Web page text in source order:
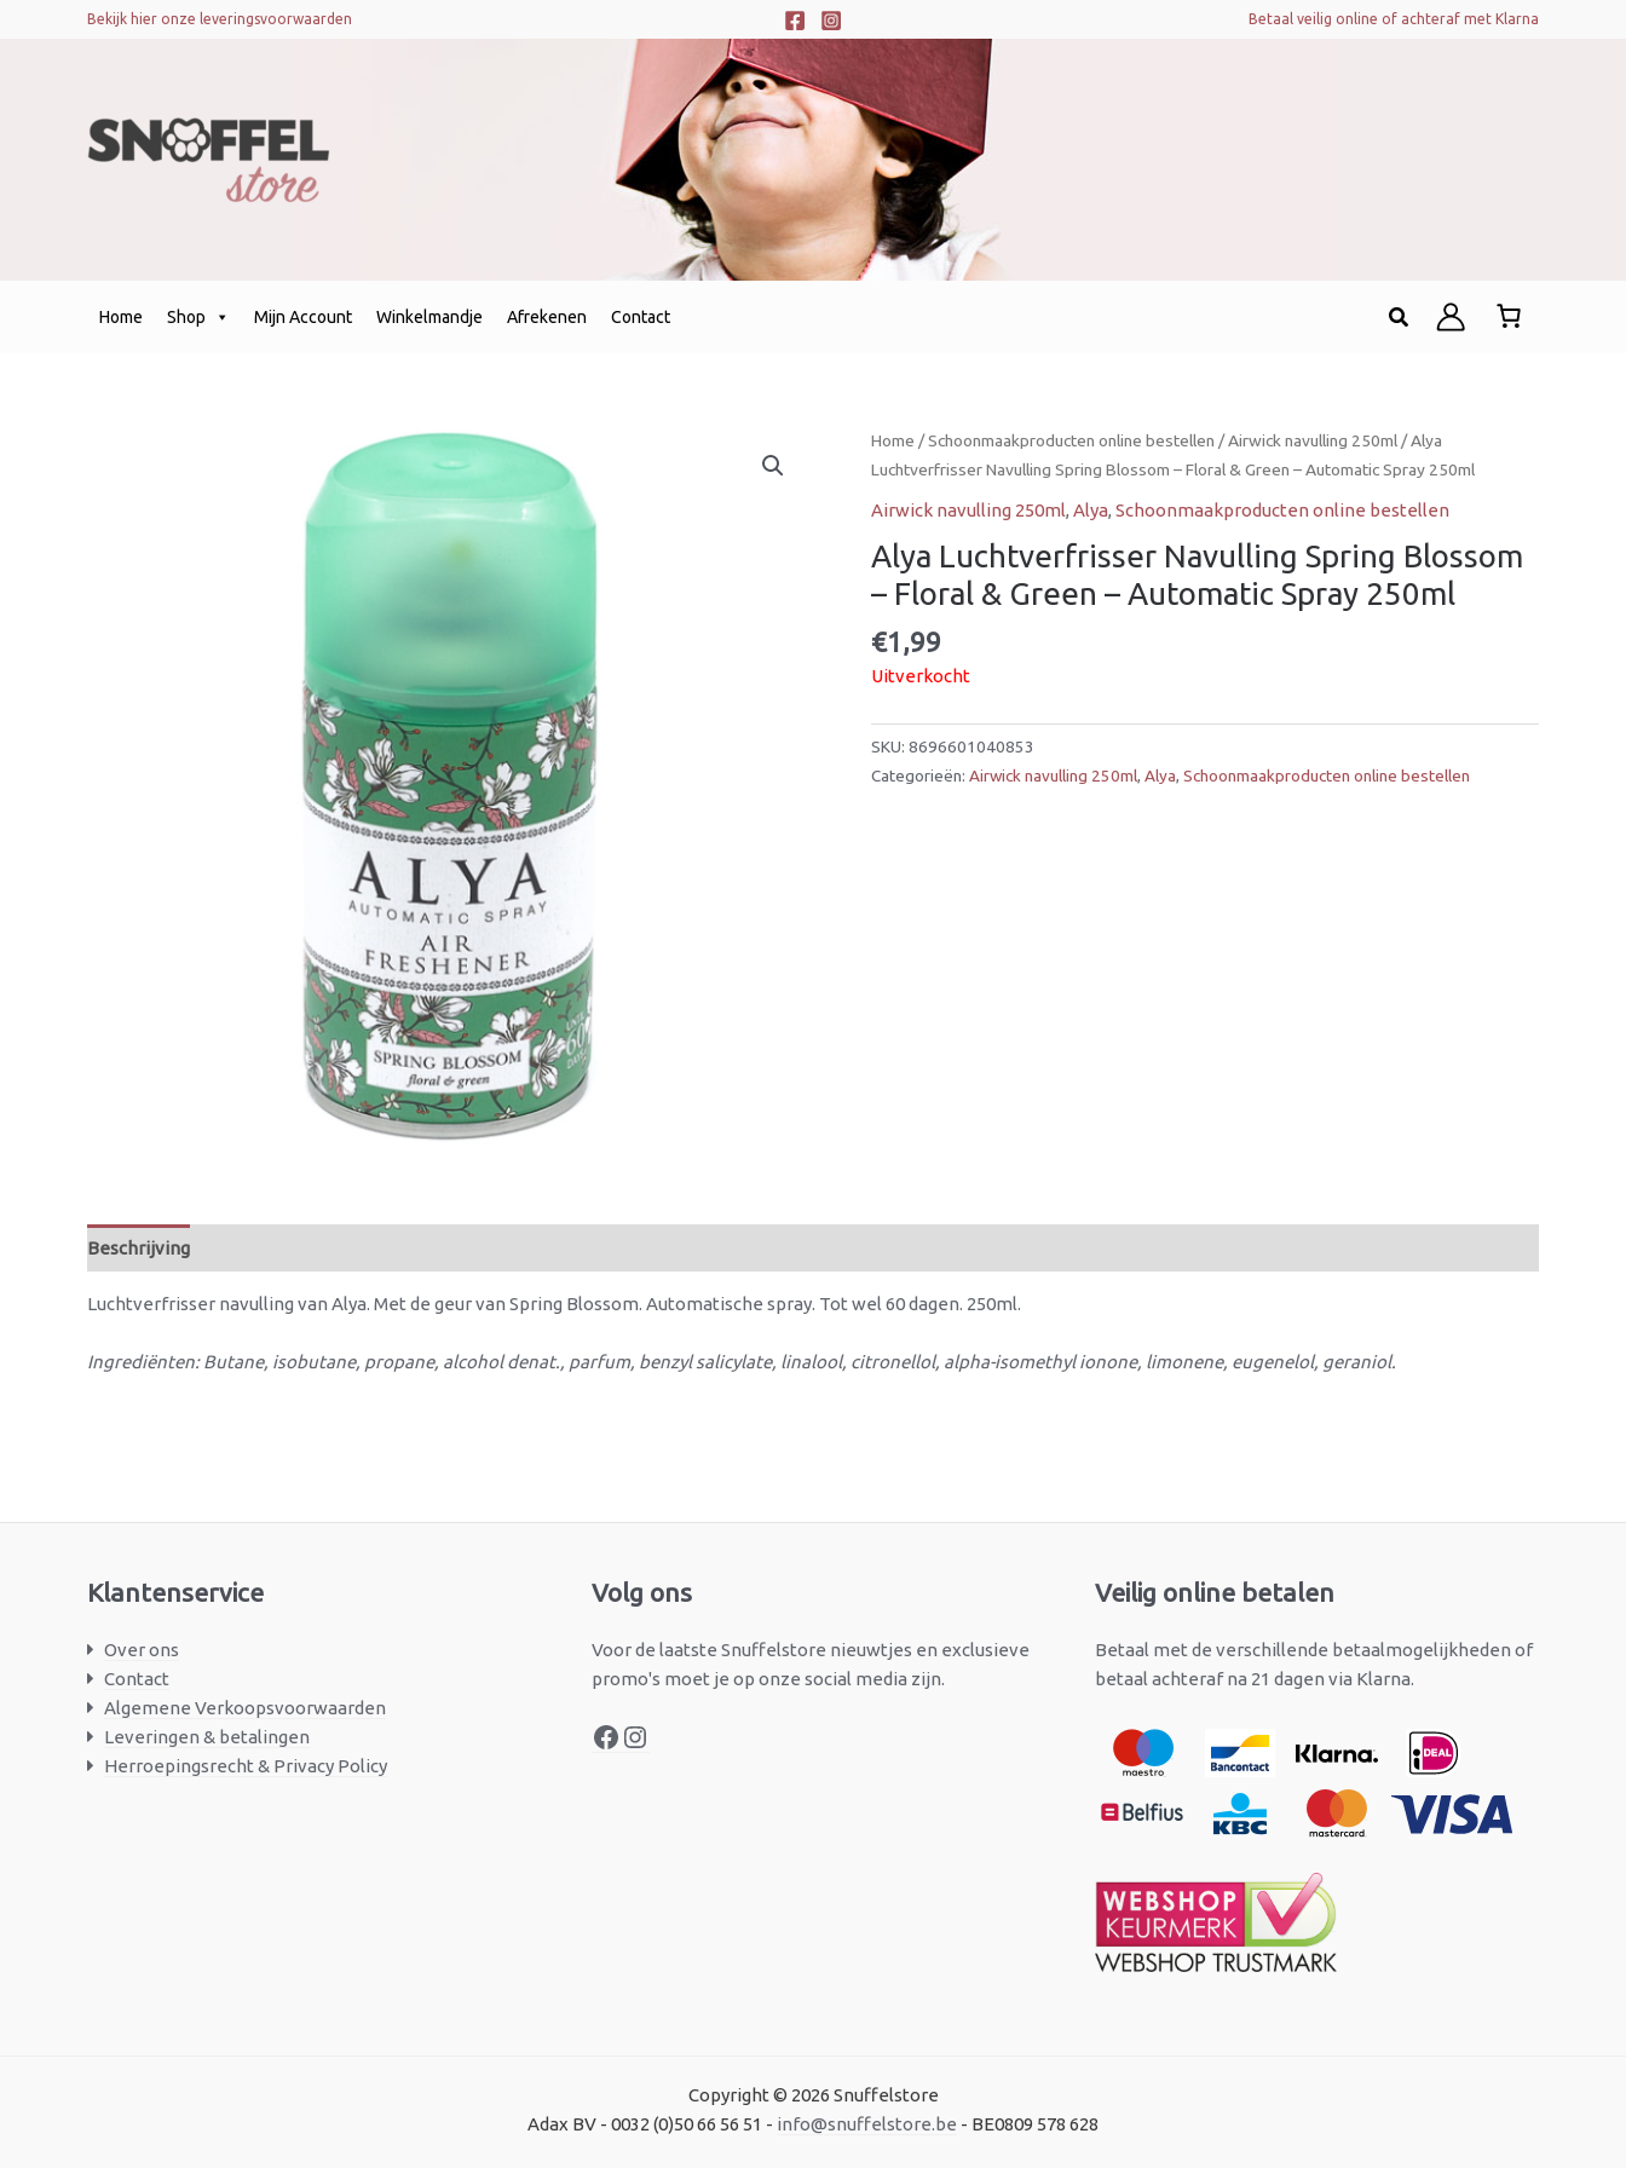
Bekijk hier onze leveringsvoorwaarden Betaal veilig online of achteraf met Klarna
Home Shop Mijn Account Winkelmandje Afrekenen Contact Zoeken
Home /Schoonmaakproducten online bestellen /Airwick navulling 250ml / Alya
Luchtverfrisser Navulling Spring Blossom – Floral & Green – Automatic Spray 250ml
Airwick navulling 250ml, Alya, Schoonmaakproducten online bestellen
Alya Luchtverfrisser Navulling Spring Blossom
– Floral & Green – Automatic Spray 250ml
€1,99
Uitverkocht
SKU: 8696601040853
Categorieën: Airwick navulling 250ml, Alya, Schoonmaakproducten online bestellen
Beschrijving
Luchtverfrisser navulling van Alya. Met de geur van Spring Blossom. Automatische spray. Tot wel 60 dagen. 250ml.
Ingrediënten: Butane, isobutane, propane, alcohol denat., parfum, benzyl salicylate, linalool, citronellol, alpha-isomethyl ionone, limonene, eugenelol, geraniol.
Klantenservice
Over ons
Contact
Algemene Verkoopsvoorwaarden
Leveringen & betalingen
Herroepingsrecht & Privacy Policy
Volg ons
Voor de laatste Snuffelstore nieuwtjes en exclusieve
promo's moet je op onze social media zijn.
Facebook
Instagram Veilig online betalen
Betaal met de verschillende betaalmogelijkheden of
betaal achteraf na 21 dagen via Klarna.
Copyright © 2026 Snuffelstore
Adax BV - 0032 (0)50 66 56 51 - info@snuffelstore.be - BE0809 578 628